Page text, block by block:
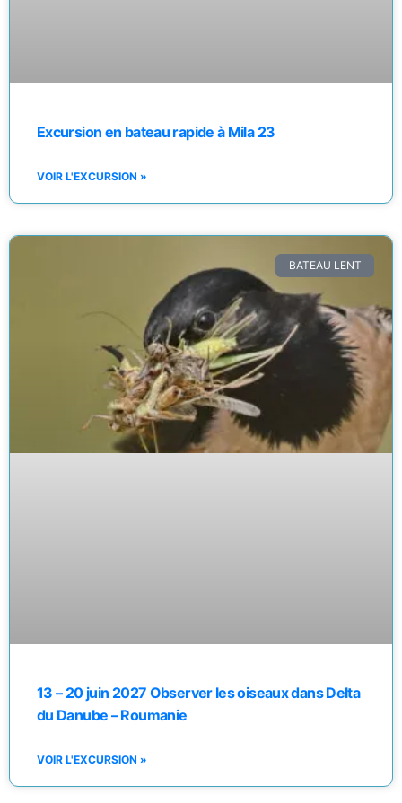
Excursion en bateau rapide à Mila 23
VOIR L'EXCURSION »
BATEAU LENT
13 – 20 juin 2027 Observer les oiseaux dans Delta
du Danube – Roumanie
VOIR L'EXCURSION »